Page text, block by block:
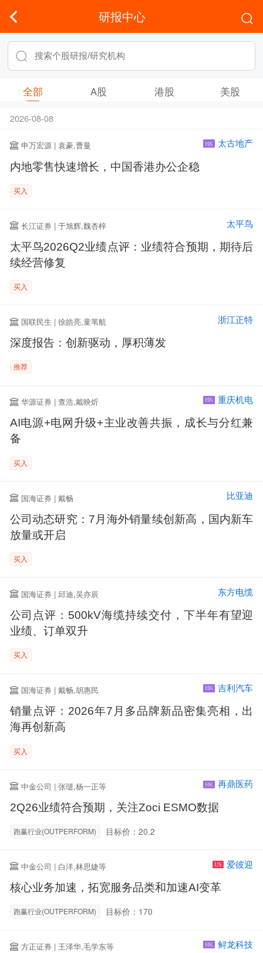
研报中心
全部 A股 港股 美股
2026-08-08
申万宏源 | 袁豪,曹曼 HK 太古地产
内地零售快速增长，中国香港办公企稳
买入
长江证券 | 于旭辉,魏杏梓 太平鸟
太平鸟2026Q2业绩点评：业绩符合预期，期待后
续经营修复
买入
国联民生 | 徐皓亮,童苇航 浙江正特
深度报告：创新驱动，厚积薄发
推荐
华源证券 | 查浩,戴映炘 HK 重庆机电
AI电源+电网升级+主业改善共振，成长与分红兼
备
买入
国海证券 | 戴畅 比亚迪
公司动态研究：7月海外销量续创新高，国内新车
放量或开启
买入
国海证券 | 邱迪,吴亦辰 东方电缆
公司点评：500kV海缆持续交付，下半年有望迎
业绩、订单双升
买入
国海证券 | 戴畅,胡惠民 HK 吉利汽车
销量点评：2026年7月多品牌新品密集亮相，出
海再创新高
买入
中金公司 | 张琎,杨一正等 HK 再鼎医药
2Q26业绩符合预期，关注Zoci ESMO数据
跑赢行业(OUTPERFORM) 目标价：20.2
中金公司 | 白洋,林思婕等 US 爱彼迎
核心业务加速，拓宽服务品类和加速AI变革
跑赢行业(OUTPERFORM) 目标价：170
方正证券 | 王泽华,毛学东等 HK 鲟龙科技